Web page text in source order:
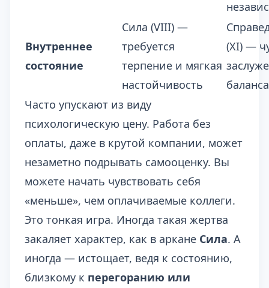
Внутреннее
состояние
Сила (VIII) —
требуется
терпение и мягкая
настойчивость
(XI) —
баланса
Часто упускают из виду
психологическую цену. Работа без
оплаты, даже в крутой компании, может
незаметно подрывать самооценку. Вы
можете начать чувствовать себя
«меньше», чем оплачиваемые коллеги.
Это тонкая игра. Иногда такая жертва
закаляет характер, как в аркане Сила. А
иногда — истощает, ведя к состоянию,
близкому к перегоранию или